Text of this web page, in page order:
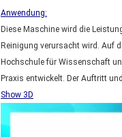
Anwendung:
Diese Maschine wird die
Reinigung verursacht wird. Auf
Hochschule für Wissenschaft
Praxis entwickelt. Der Auftritt
Show 3D